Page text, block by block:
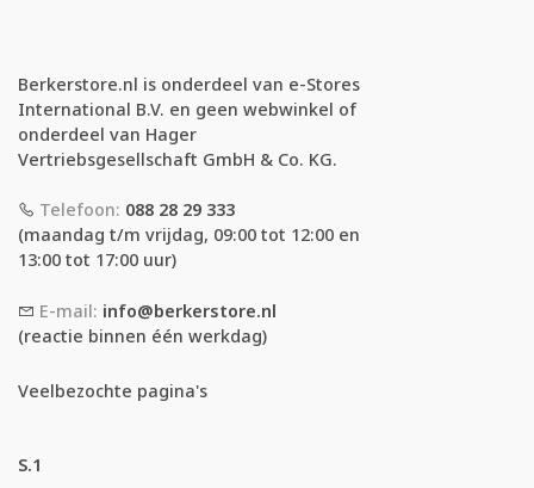
Berkerstore.nl is onderdeel van e-Stores
International B.V. en geen webwinkel of
onderdeel van Hager
Vertriebsgesellschaft GmbH & Co. KG.
Telefoon: 088 28 29 333
(maandag t/m vrijdag, 09:00 tot 12:00 en
13:00 tot 17:00 uur)
E-mail: info@berkerstore.nl
(reactie binnen één werkdag)
Veelbezochte pagina's
S.1